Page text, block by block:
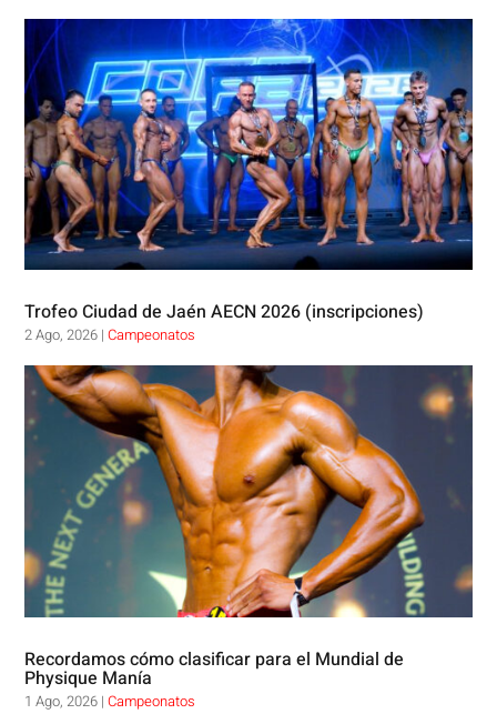
Trofeo Ciudad de Jaén AECN 2026 (inscripciones)
2 Ago, 2026 |Campeonatos
Recordamos cómo clasificar para el Mundial de
Physique Manía
1 Ago, 2026 |Campeonatos